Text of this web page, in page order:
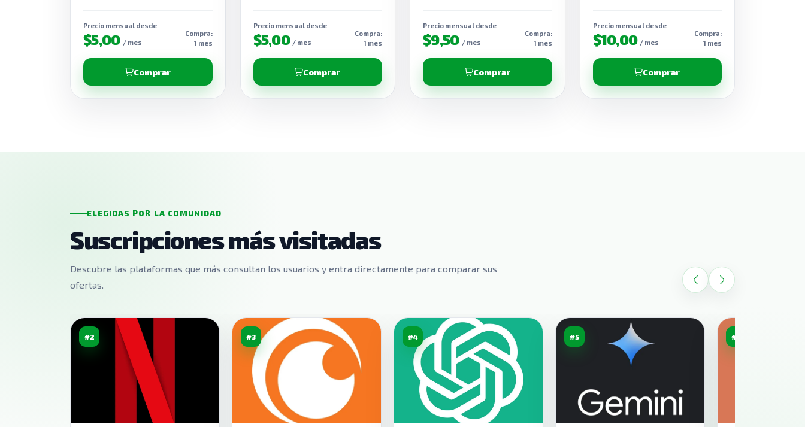
Precio mensual desde
$5,00 / mes
Compra:
1 mes
Comprar
Precio mensual desde
$5,00 / mes
Compra:
1 mes
Comprar
Precio mensual desde
$9,50 / mes
Compra:
1 mes
Comprar
Precio mensual desde
$10,00 / mes
Compra:
1 mes
Comprar
ELEGIDAS POR LA COMUNIDAD
Suscripciones más visitadas
Descubre las plataformas que más consultan los usuarios y entra directamente para comparar sus
ofertas.
#2 #3 #4 #5 #6